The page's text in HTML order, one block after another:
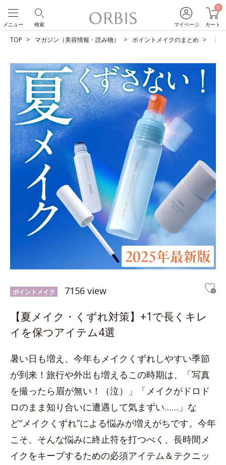
マイページ
0
カート
検索
メニュー
TOP マガジン（美容情報・読み物） ポイントメイクのまとめ 【
ポイントメイク 7156 view
【夏メイク・くずれ対策】+1で長くキレ
イを保つアイテム4選
暑い日も増え、今年もメイクくずれしやすい季節
が到来！旅行や外出も増えるこの時期は、「写真
を撮ったら眉が無い！（泣）」「メイクがドロド
ロのまま知り合いに遭遇して気まずい……」な
ど“メイクくずれ”による悩みが増えがちです。今年
こそ、そんな悩みに終止符を打つべく、長時間メ
イクをキープするための必須アイテム＆テクニッ